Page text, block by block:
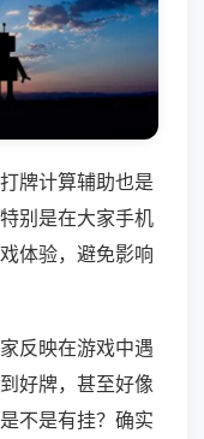
牌计算辅助也是
别是在大家手机
体验，避免影响
反映在游戏中遇
好牌，甚至好像
不是有挂？确实